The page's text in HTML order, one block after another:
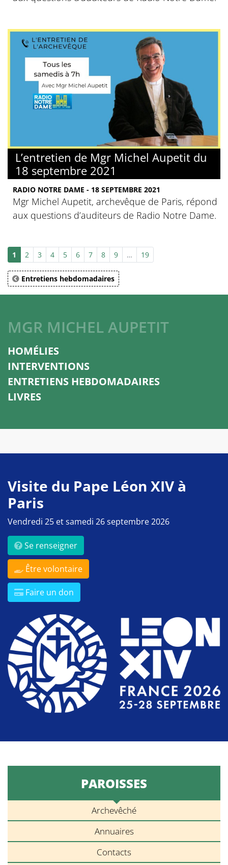
L’entretien de Mgr Michel Aupetit du
18 septembre 2021
RADIO NOTRE DAME - 18 SEPTEMBRE 2021
Mgr Michel Aupetit, archevêque de Paris, répond
aux questions d’auditeurs de Radio Notre Dame.
1 2 3 4 5 6 7 8 9 … 19
Entretiens hebdomadaires
MGR MICHEL AUPETIT
HOMÉLIES
INTERVENTIONS
ENTRETIENS HEBDOMADAIRES
LIVRES
Visite du Pape Léon XIV à
Paris
Vendredi 25 et samedi 26 septembre 2026
Se renseigner
Être volontaire
Faire un don
PAROISSES
Archevêché
Annuaires
Contacts